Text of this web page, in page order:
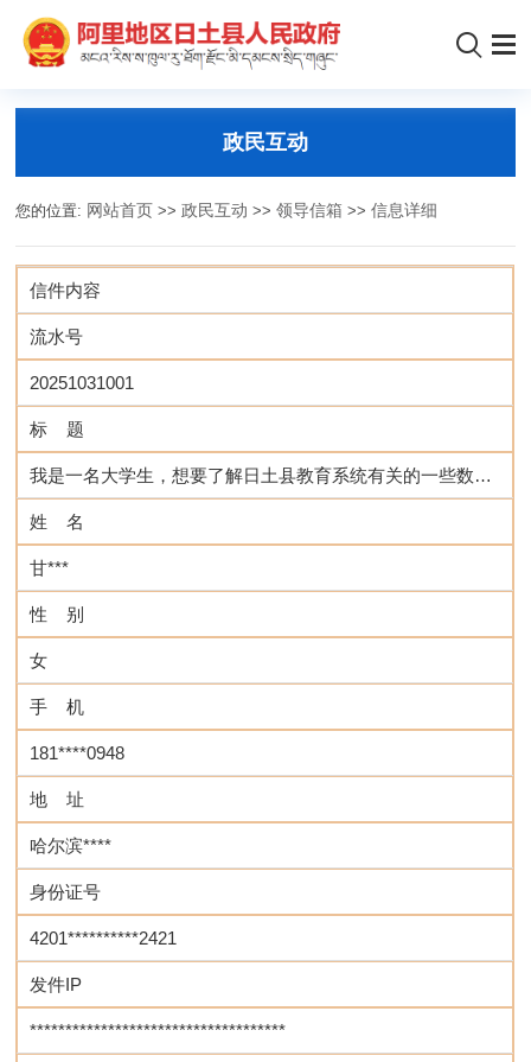
政民互动
您的位置: 网站首页 >>政民互动 >>领导信箱 >>信息详细
信件内容
流水号
20251031001
标 题
我是一名大学生，想要了解日土县教育系统有关的一些数据作为调研
姓 名
甘***
性 别
女
手 机
181****0948
地 址
哈尔滨****
身份证号
4201**********2421
发件IP
************************************